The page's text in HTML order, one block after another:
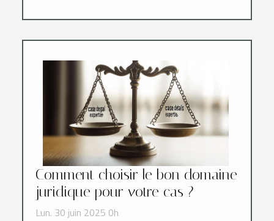
Comment choisir le bon domaine
juridique pour votre cas ?
Lun. 30 juin 2025 0h